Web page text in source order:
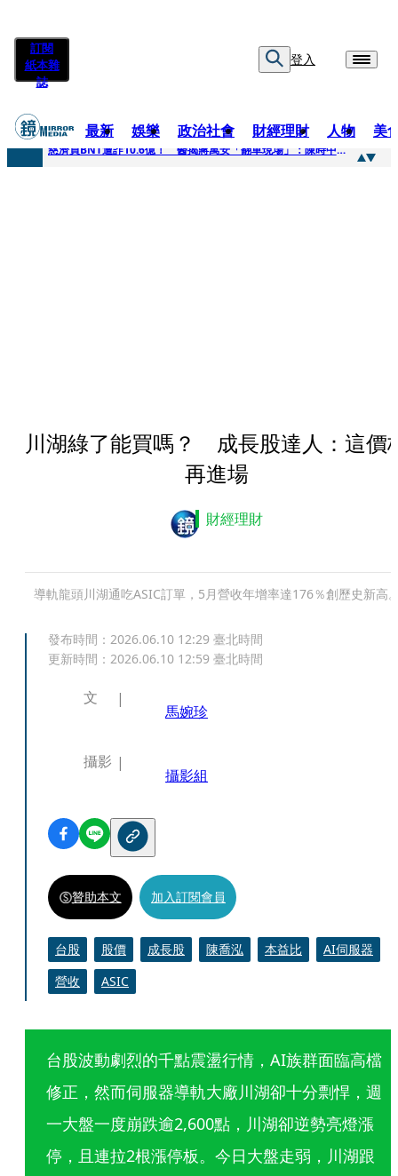
訂閱
紙本雜
誌
登入
最新 娛樂 政治社會 財經理財 人物 美
快訊
慈濟買BNT遭詐10.6億！ 醫揭蔣萬安「翻車現場」：陳時中當年是阻止被騙
川湖綠了能買嗎？ 成長股達人：這價
再進場
財經理財
導軌龍頭川湖通吃ASIC訂單，5月營收年增率達176％創歷史新高
發布時間： 2026.06.10 12:29 臺北時間
更新時間： 2026.06.10 12:59 臺北時間
文
馬婉珍
攝影
攝影組
贊助本文 加入訂閱會員
台股 股價 成長股 陳喬泓 本益比
AI伺服器
營收
ASIC
台股波動劇烈的千點震盪行情，AI族群面臨高檔
修正，然而伺服器導軌大廠川湖卻十分剽悍，週
一大盤一度崩跌逾2,600點，川湖卻逆勢亮燈漲
停，且連拉2根漲停板。今日大盤走弱，川湖跟